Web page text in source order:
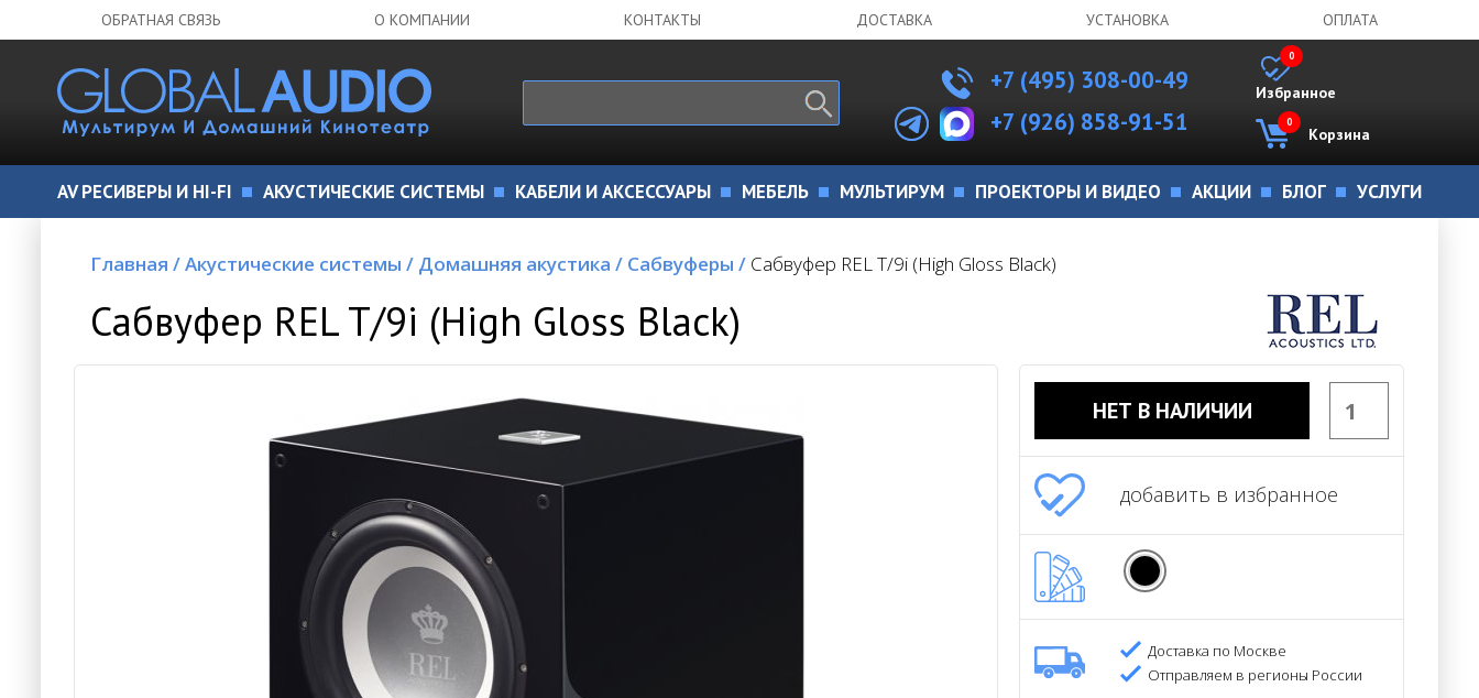
ОБРАТНАЯ СВЯЗЬ О КОМПАНИИ КОНТАКТЫ ДОСТАВКА УСТАНОВКА ОПЛАТА
+7 (495) 308-00-49
+7 (926) 858-91-51
Избранное
0
Корзина
0
AV РЕСИВЕРЫ И HI-FI АКУСТИЧЕСКИЕ СИСТЕМЫ КАБЕЛИ И АКСЕССУАРЫ МЕБЕЛЬ МУЛЬТИРУМ ПРОЕКТОРЫ И ВИДЕО АКЦИИ БЛОГ УСЛУГИ
Главная /Акустические системы / Домашняя акустика / Сабвуферы / Сабвуфер REL T/9i (High Gloss Black)
Сабвуфер REL T/9i (High Gloss Black)
НЕТ В НАЛИЧИИ
добавить в избранное
Доставка по Москве
Отправляем в регионы России